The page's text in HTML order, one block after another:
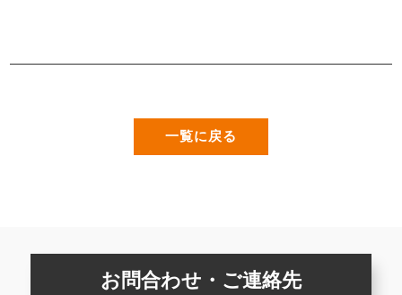
一覧に戻る
お問合わせ・ご連絡先